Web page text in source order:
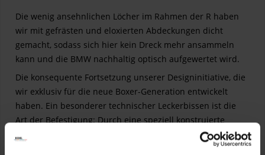
Die wenig ansehnlichen Löcher im Rahmen der R haben
wir mit gefrästen und eloxierten Abdeckungen dicht
gemacht, sodass sich hier kein Dreck mehr ansammeln
kann und die BMW nachhaltig optisch aufgewertet wird.
Die konsequente Fortsetzung unserer Designinitiative, die
wir exklusiv für die neue Boxer-Generation entwickelt
haben. Ein besonderer technischer Leckerbissen ist die
Art der Befestigung: Durch eine speziell konstruierte
Madenschraube wird im Inneren ein O-Ring gegen die
Bohrungswand gedrückt, der den Deckel bombensicher